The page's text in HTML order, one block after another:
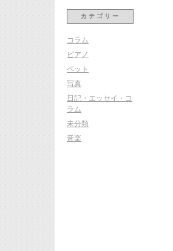
カテゴリー
コラム
ピアノ
ペット
写真
日記・エッセイ・コ
ラム
未分類
音楽